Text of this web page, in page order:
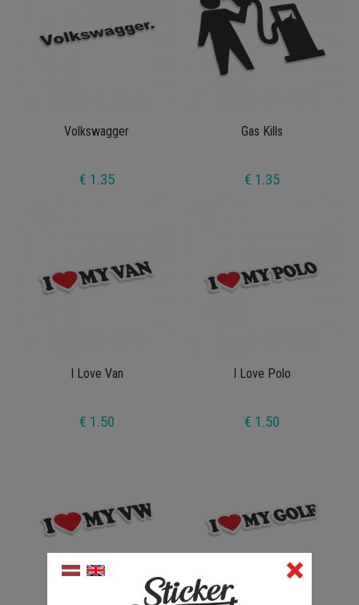
Volkswagger
€ 1.35
Gas Kills
€ 1.35
I Love Van
€ 1.50
I Love Polo
€ 1.50